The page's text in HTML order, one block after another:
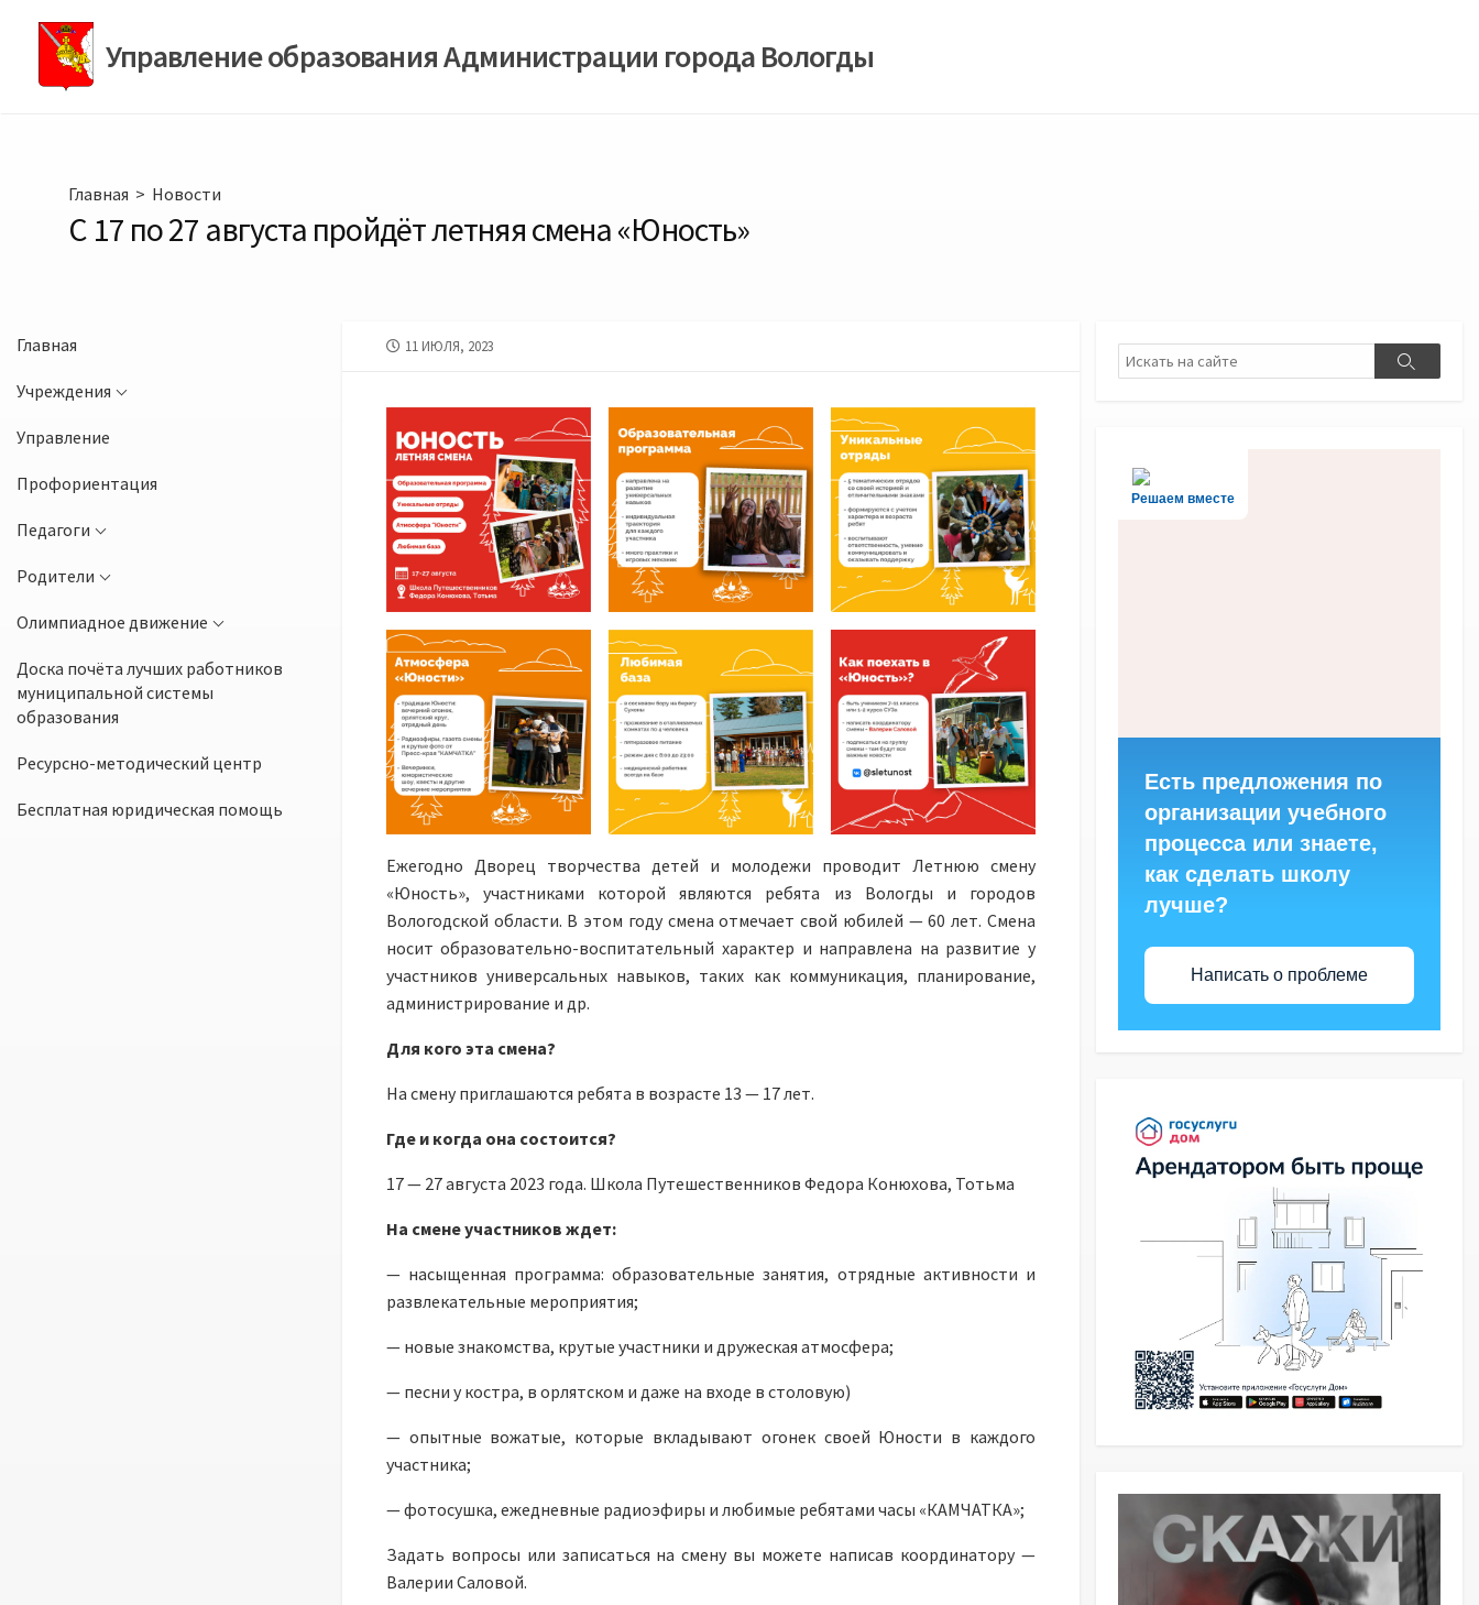
содержимомуУправление образования Администрации города Вологды
Главная > Новости
С 17 по 27 августа пройдёт летняя смена «Юность»
Главная
Учреждения
Управление
Профориентация
Педагоги
Родители
Олимпиадное движение
Доска почёта лучших работников
муниципальной системы
образования
Ресурсно-методический центр
Бесплатная юридическая помощь
ДАТА
11 ИЮЛЯ, 2023
Ежегодно Дворец творчества детей и молодежи проводит Летнюю смену
«Юность», участниками которой являются ребята из Вологды и городов
Вологодской области. В этом году смена отмечает свой юбилей — 60 лет. Смена
носит образовательно-воспитательный характер и направлена на развитие у
участников универсальных навыков, таких как коммуникация, планирование,
администрирование и др.
Для кого эта смена?
На смену приглашаются ребята в возрасте 13 — 17 лет.
Где и когда она состоится?
17 — 27 августа 2023 года. Школа Путешественников Федора Конюхова, Тотьма
На смене участников ждет:
— насыщенная программа: образовательные занятия, отрядные активности и
развлекательные мероприятия;
— новые знакомства, крутые участники и дружеская атмосфера;
— песни у костра, в орлятском и даже на входе в столовую)
— опытные вожатые, которые вкладывают огонек своей Юности в каждого
участника;
— фотосушка, ежедневные радиоэфиры и любимые ребятами часы «КАМЧАТКА»;
Задать вопросы или записаться на смену вы можете написав координатору —
Валерии Саловой.
Поиск
Поиск
Решаем вместе
Есть предложения по
организации учебного
процесса или знаете,
как сделать школу
лучше?
Написать о проблеме